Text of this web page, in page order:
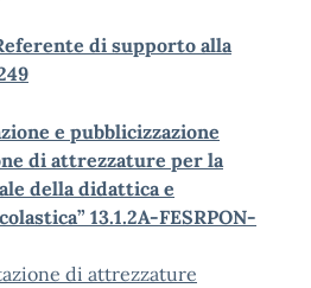
di supporto alla
e pubblicizzazione
di attrezzature per la
della didattica e
13.1.2A-FESRPON-
di attrezzature